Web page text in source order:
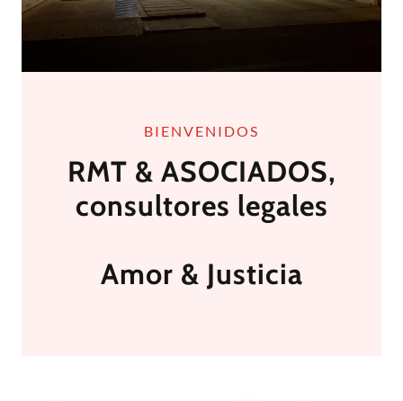
BIENVENIDOS
RMT & ASOCIADOS,
consultores legales
Amor & Justicia